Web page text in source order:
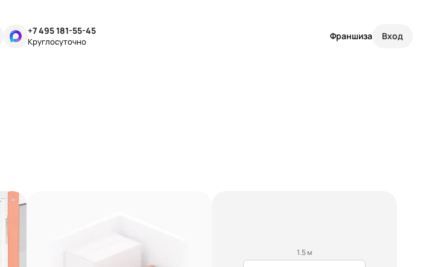
+7 495 181-55-45
Круглосуточно Франшиза Вход
1.5 м